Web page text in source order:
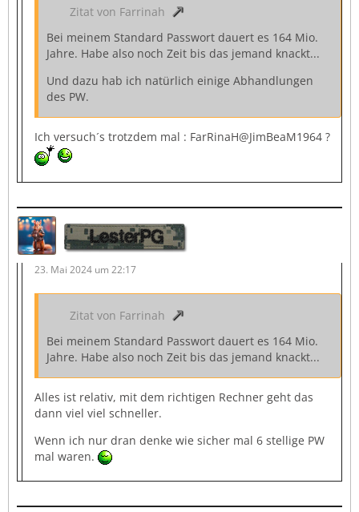
Zitat von Farrinah
Bei meinem Standard Passwort dauert es 164 Mio.
Jahre. Habe also noch Zeit bis das jemand knackt...
Und dazu hab ich natürlich einige Abhandlungen
des PW.
Ich versuch´s trotzdem mal : FarRinaH@JimBeaM1964 ?
LesterPG
23. Mai 2024 um 22:17
Zitat von Farrinah
Bei meinem Standard Passwort dauert es 164 Mio.
Jahre. Habe also noch Zeit bis das jemand knackt...
Alles ist relativ, mit dem richtigen Rechner geht das
dann viel viel schneller.
Wenn ich nur dran denke wie sicher mal 6 stellige PW
mal waren.